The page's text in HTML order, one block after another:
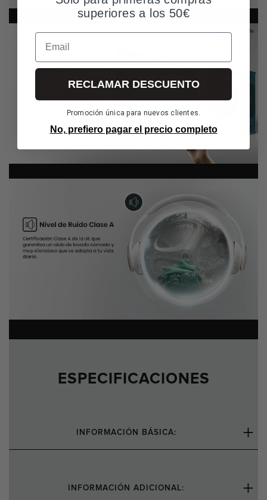
ESPECIFICACIONES
INFORMACIÓN BÁSICA:
INFORMACIÓN ADICIONAL:
superiores a los 50€
Email
RECLAMAR DESCUENTO
Promoción única para nuevos clientes.
No, prefiero pagar el precio completo